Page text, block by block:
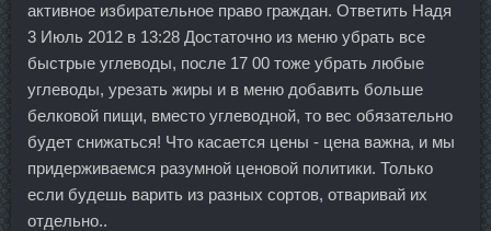
активное избирательное право граждан. Ответить Надя
3 Июль 2012 в 13:28 Достаточно из меню убрать все
быстрые углеводы, после 17 00 тоже убрать любые
углеводы, урезать жиры и в меню добавить больше
белковой пищи, вместо углеводной, то вес обязательно
будет снижаться! Что касается цены - цена важна, и мы
придерживаемся разумной ценовой политики. Только
если будешь варить из разных сортов, отваривай их
отдельно..